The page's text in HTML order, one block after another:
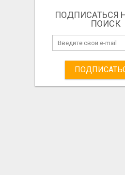
ПОДПИСАТЬСЯ
ПОИСК